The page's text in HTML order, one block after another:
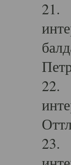
21.
22.
23.